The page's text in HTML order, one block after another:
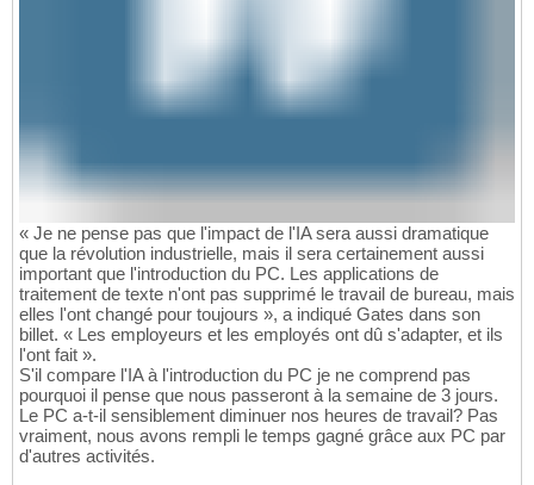
« Je ne pense pas que l'impact de l'IA sera aussi dramatique
que la révolution industrielle, mais il sera certainement aussi
important que l'introduction du PC. Les applications de
traitement de texte n'ont pas supprimé le travail de bureau, mais
elles l'ont changé pour toujours », a indiqué Gates dans son
billet. « Les employeurs et les employés ont dû s'adapter, et ils
l'ont fait ».
S'il compare l'IA à l'introduction du PC je ne comprend pas
pourquoi il pense que nous passeront à la semaine de 3 jours.
Le PC a-t-il sensiblement diminuer nos heures de travail? Pas
vraiment, nous avons rempli le temps gagné grâce aux PC par
d'autres activités.